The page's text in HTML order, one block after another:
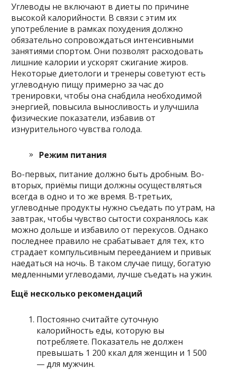
Углеводы не включают в диеты по причине
высокой калорийности. В связи с этим их
употребление в рамках похудения должно
обязательно сопровождаться интенсивными
занятиями спортом. Они позволят расходовать
лишние калории и ускорят сжигание жиров.
Некоторые диетологи и тренеры советуют есть
углеводную пищу примерно за час до
тренировки, чтобы она снабдила необходимой
энергией, повысила выносливость и улучшила
физические показатели, избавив от
изнурительного чувства голода.
Режим питания
Во-первых, питание должно быть дробным. Во-
вторых, приёмы пищи должны осуществляться
всегда в одно и то же время. В-третьих,
углеводные продукты нужно съедать по утрам, на
завтрак, чтобы чувство сытости сохранялось как
можно дольше и избавило от перекусов. Однако
последнее правило не срабатывает для тех, кто
страдает компульсивным перееданием и привык
наедаться на ночь. В таком случае пищу, богатую
медленными углеводами, лучше съедать на ужин.
Ещё несколько рекомендаций
Постоянно считайте суточную
калорийность еды, которую вы
потребляете. Показатель не должен
превышать 1 200 ккал для женщин и 1 500
— для мужчин.